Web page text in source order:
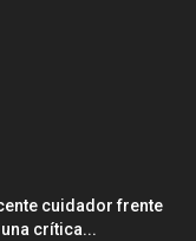
cuidador frente
crítica...